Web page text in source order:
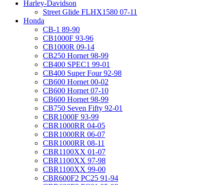
Harley-Davidson
Street Glide FLHX1580 07-11
Honda
CB-1 89-90
CB1000F 93-96
CB1000R 09-14
CB250 Hornet 98-99
CB400 SPEC1 99-01
CB400 Super Four 92-98
CB600 Hornet 00-02
CB600 Hornet 07-10
CB600 Hornet 98-99
CB750 Seven Fifty 92-01
CBR1000F 93-99
CBR1000RR 04-05
CBR1000RR 06-07
CBR1000RR 08-11
CBR1100XX 01-07
CBR1100XX 97-98
CBR1100XX 99-00
CBR600F2 PC25 91-94